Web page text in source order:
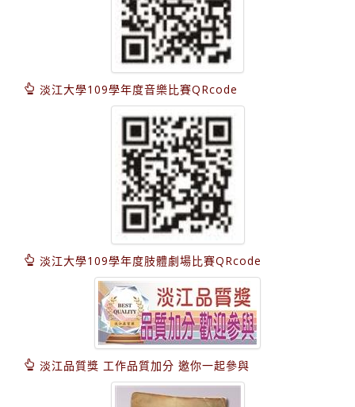
淡江大學109學年度音樂比賽QRcode
淡江大學109學年度肢體劇場比賽QRcode
淡江品質獎 工作品質加分 邀你一起參與